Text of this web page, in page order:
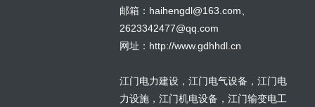
邮箱：haihengdl@163.com、
2623342477@qq.com
网址： http://www.gdhhdl.cn
江门电力建设，江门电气设备，江门电
力设施，江门机电设备，江门输变电工